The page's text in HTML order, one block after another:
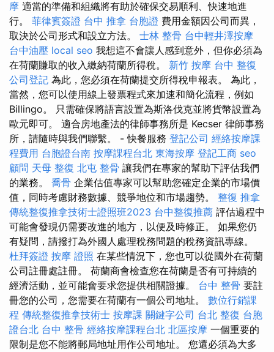
摩 適當的準備和組織將有助於確保交易順利、快速地進
行。 菲律賓簽證 台中 推拿 台胞證 費用金額因公司而異，
取決於公司形式和設立方法。 士林 整骨 台中輕井澤按摩
台中油壓 local seo 我想這不會讓人感到意外，但你必須為
在荷蘭賺取的收入繳納荷蘭所得稅。 新竹 按摩 台中 整復
公司登記 為此，您必須在荷蘭提交所得稅申報表。 為此，
當然，您可以使用線上發票程式來加速和簡化流程，例如
Billingo。 只需確保將語言設置為斯洛伐克並將貨幣設置為
歐元即可。 適合房地產法的律師事務所是 Kecser 律師事務
所，請隨時與我們聯繫。 - 快餐服務 登記公司 經絡按摩課
程費用 台胞證台南 按摩課程台北 東海按摩 登記工商 seo
顧問 天母 整復 北屯 整骨 讓我們在專家的幫助下評估我們
的業務。 喬骨 企業估值專家可以幫助您確定企業的市場價
值，同時考慮財務數據、競爭地位和市場趨勢。 整復 推拿
傳統整復推拿技術士證照班2023 台中整復推薦 評估過程中
可能會發現仍需要改進的地方，以便及時修正。 如果您仍
有疑問，請撥打為外國人處理稅務問題的稅務資訊專線。
杜拜簽證 按摩 證照 在某些情況下，您也可以從國外在荷蘭
公司註冊處註冊。 荷蘭商會檢查您在荷蘭是否有可持續的
經濟活動，並可能會要求您提供相關證據。 台中 整骨 要註
冊您的公司，您需要在荷蘭有一個公司地址。 數位行銷課
程 傳統整復推拿技術士 按摩課 關鍵字公司 台北 整復 台胞
證台北 台中 整骨 經絡按摩課程台北 北區按摩 一個重要的
限制是您不能將郵局地址用作公司地址。 您還必須為大多